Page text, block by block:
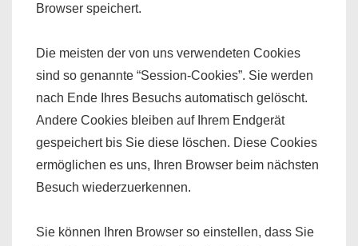
Browser speichert.
Die meisten der von uns verwendeten Cookies
sind so genannte “Session-Cookies”. Sie werden
nach Ende Ihres Besuchs automatisch gelöscht.
Andere Cookies bleiben auf Ihrem Endgerät
gespeichert bis Sie diese löschen. Diese Cookies
ermöglichen es uns, Ihren Browser beim nächsten
Besuch wiederzuerkennen.
Sie können Ihren Browser so einstellen, dass Sie